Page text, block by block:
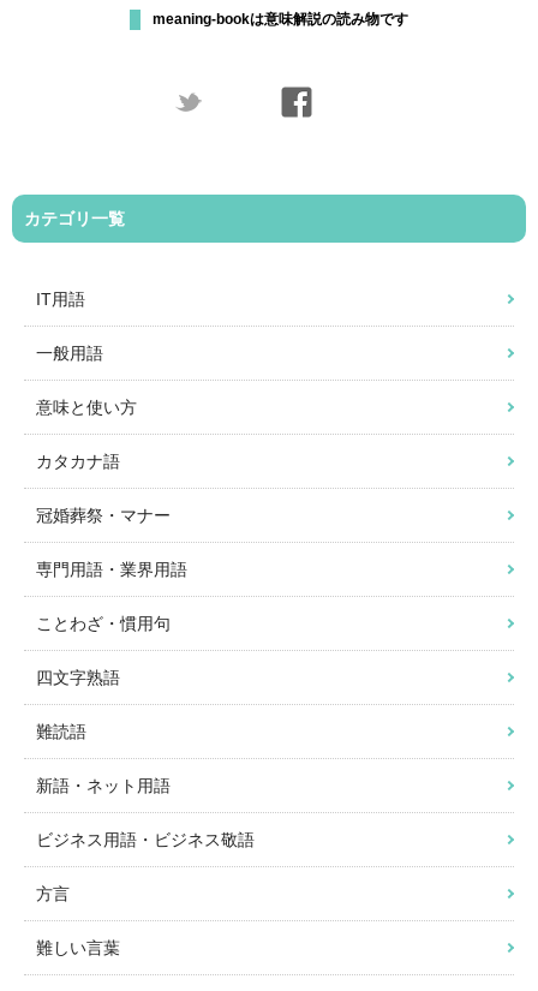
meaning-bookは意味解説の読み物です
カテゴリ一覧
IT用語
一般用語
意味と使い方
カタカナ語
冠婚葬祭・マナー
専門用語・業界用語
ことわざ・慣用句
四文字熟語
難読語
新語・ネット用語
ビジネス用語・ビジネス敬語
方言
難しい言葉